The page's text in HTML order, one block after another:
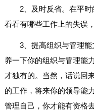
2、及时反省。在平
看看有哪些工作上的失误
3、提高组织与管理
养一下你的组织与管理能
才独有的。当然，话说回
的工作，将来你的领导能
管理自己，你才能有资格